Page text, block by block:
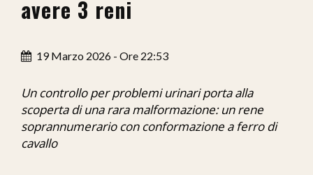
Attualità
Ita-Mondo
C7 Play
avere 3 reni
19 Marzo 2026 - Ore 22:53
Un controllo per problemi urinari porta alla
scoperta di una rara malformazione: un rene
soprannumerario con conformazione a ferro di
cavallo